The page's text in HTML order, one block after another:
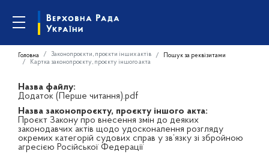
Головна Законопроєкти, проєкти інших актів
Пошук за реквізитами
Картка законопроєкту, проєкту іншого акта
Назва файлу:
Додаток (Перше читання).pdf
Назва законопроєкту, проєкту іншого акта:
Проєкт Закону про внесення змін до деяких
законодавчих актів щодо удосконалення розгляду
окремих категорій судових справ у зв’язку зі збройною
агресією Російської Федерації